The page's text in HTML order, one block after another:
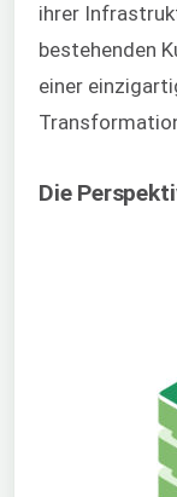
ihrer
bestehenden
einer
Die